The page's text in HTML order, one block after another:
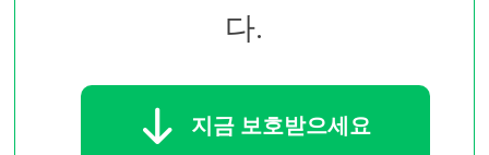
다.
 지금 보호받으세요